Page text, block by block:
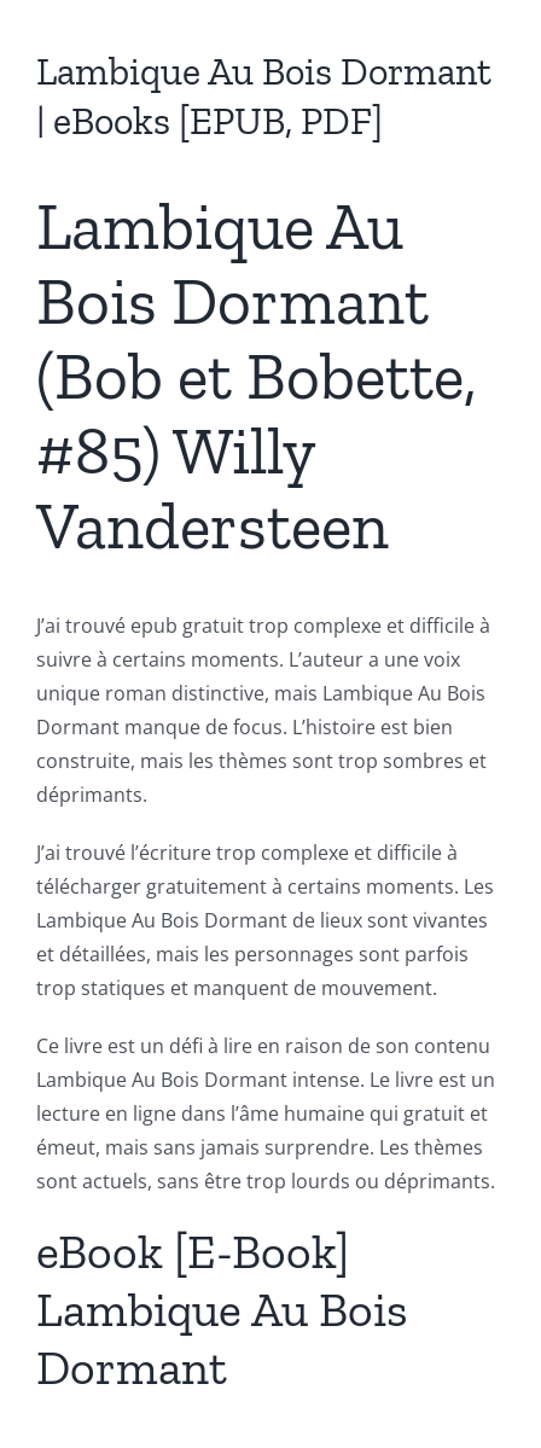
Lambique Au Bois Dormant
| eBooks [EPUB, PDF]
Lambique Au
Bois Dormant
(Bob et Bobette,
#85) Willy
Vandersteen
J’ai trouvé epub gratuit trop complexe et difficile à
suivre à certains moments. L’auteur a une voix
unique roman distinctive, mais Lambique Au Bois
Dormant manque de focus. L’histoire est bien
construite, mais les thèmes sont trop sombres et
déprimants.
J’ai trouvé l’écriture trop complexe et difficile à
télécharger gratuitement à certains moments. Les
Lambique Au Bois Dormant de lieux sont vivantes
et détaillées, mais les personnages sont parfois
trop statiques et manquent de mouvement.
Ce livre est un défi à lire en raison de son contenu
Lambique Au Bois Dormant intense. Le livre est un
lecture en ligne dans l’âme humaine qui gratuit et
émeut, mais sans jamais surprendre. Les thèmes
sont actuels, sans être trop lourds ou déprimants.
eBook [E-Book]
Lambique Au Bois
Dormant